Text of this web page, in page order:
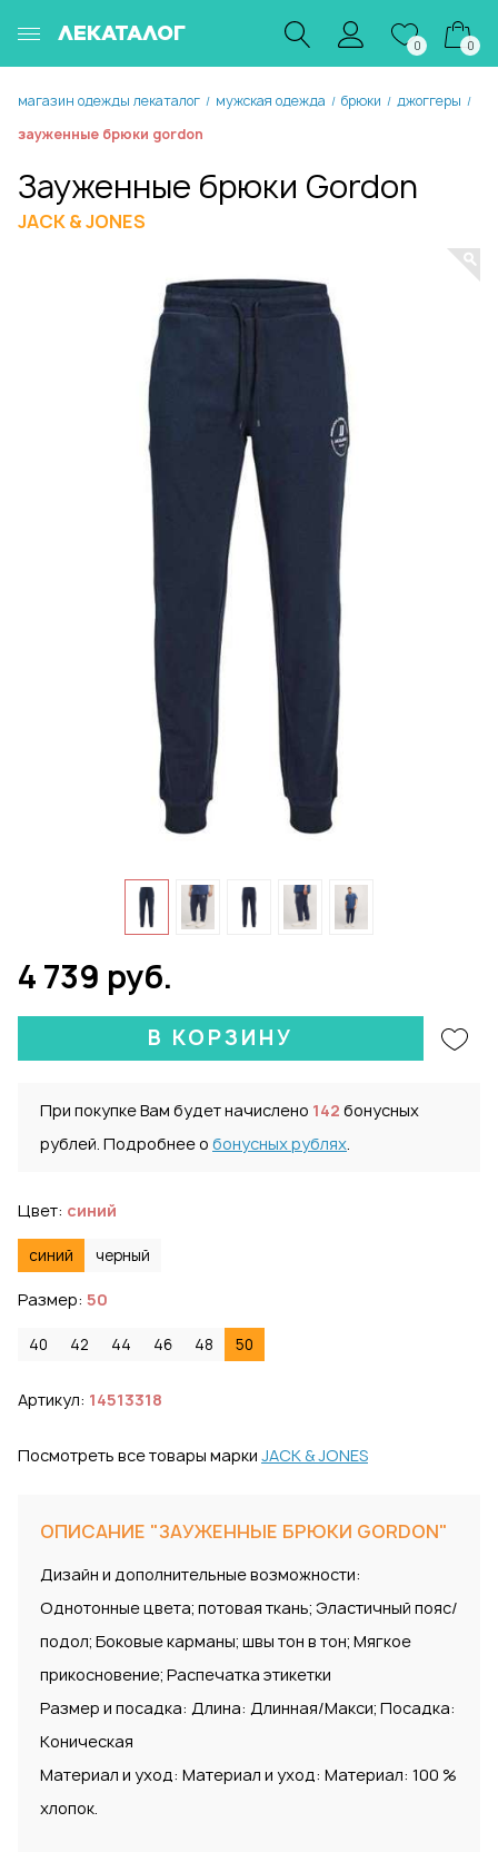
ЛЕКАТАЛОГ
0 0
магазин одежды лекаталог / мужская одежда / брюки / джоггеры /
зауженные брюки gordon
Зауженные брюки Gordon
JACK & JONES
4 739 руб.
В КОРЗИНУ
При покупке Вам будет начислено 142 бонусных
рублей. Подробнее о бонусных рублях.
Цвет: синий
синий черный
Размер: 50
40 42 44 46 48 50
Артикул: 14513318
Посмотреть все товары марки JACK & JONES
ОПИСАНИЕ "ЗАУЖЕННЫЕ БРЮКИ GORDON"
Дизайн и дополнительные возможности:
Однотонные цвета; потовая ткань; Эластичный пояс/
подол; Боковые карманы; швы тон в тон; Мягкое
прикосновение; Распечатка этикетки
Размер и посадка: Длина: Длинная/Макси; Посадка:
Коническая
Материал и уход: Материал и уход: Материал: 100 %
хлопок.